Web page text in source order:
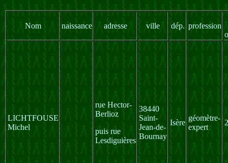
Nom naissance adresse ville dép. profession
LICHTFOUSE
Michel
rue Hector-
Berlioz
puis rue
Lesdiguières
38440
Saint-
Jean-de-
Bournay
Isère
géomètre-
expert